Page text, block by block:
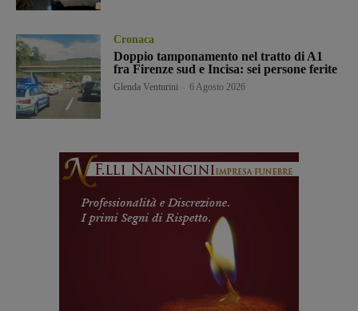
Cronaca
Doppio tamponamento nel tratto di A1
fra Firenze sud e Incisa: sei persone ferite
Glenda Venturini 6 Agosto 2026